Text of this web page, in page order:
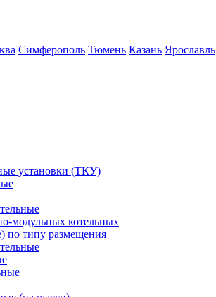
Симферополь Тюмень Казань Ярославль
установки (ТКУ)
модульных котельных
по типу размещения